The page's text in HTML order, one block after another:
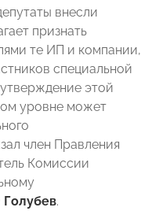
внесли
признать
те ИП и компании,
специальной
этой
уровне может
член Правления
Комиссии
Голубев.